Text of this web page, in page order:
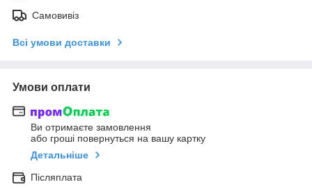
Самовивіз
Всі умови доставки
Умови оплати
Ви отримаєте замовлення
або гроші повернуться на вашу картку
Детальніше
Післяплата